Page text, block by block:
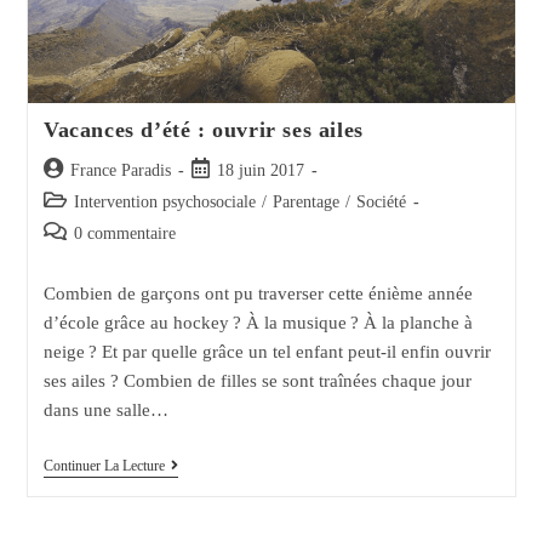
Vacances d’été : ouvrir ses ailes
Auteur/autrice
de
la
publication :
France Paradis
Post
published:
18 juin 2017
Post
category:
Intervention psychosociale / Parentage / Société
Post 0 commentaire
Combien de garçons ont pu traverser cette énième année
d’école grâce au hockey ? À la musique ? À la planche à
neige ? Et par quelle grâce un tel enfant peut-il enfin ouvrir
ses ailes ? Combien de filles se sont traînées chaque jour
dans une salle…
Continuer La LectureVacances